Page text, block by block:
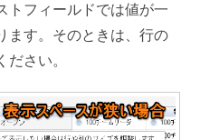
トフィールドでは値が一
ます。そのときは、行の
さい。